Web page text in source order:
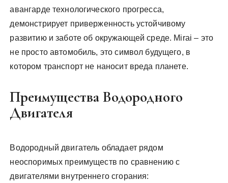
авангарде технологического прогресса,
демонстрирует приверженность устойчивому
развитию и заботе об окружающей среде. Mirai – это
не просто автомобиль, это символ будущего, в
котором транспорт не наносит вреда планете.
Преимущества Водородного
Двигателя
Водородный двигатель обладает рядом
неоспоримых преимуществ по сравнению с
двигателями внутреннего сгорания: